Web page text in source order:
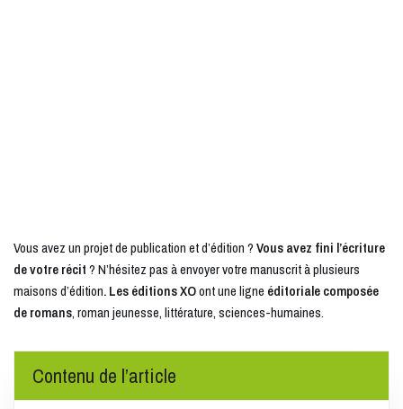
Vous avez un projet de publication et d’édition ?Vous avez fini l’écriture
de votre récit? N’hésitez pas à envoyer votre manuscrit à plusieurs
maisons d’édition. Les éditions XOont une ligne éditoriale composée
de romans, roman jeunesse, littérature, sciences-humaines.
Contenu de l’article